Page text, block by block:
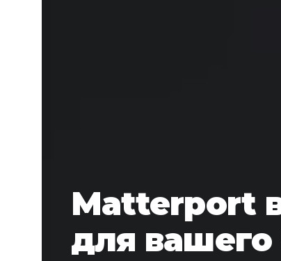
Matterport
для вашего